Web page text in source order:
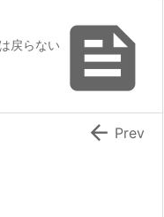

戻らない
 Prev